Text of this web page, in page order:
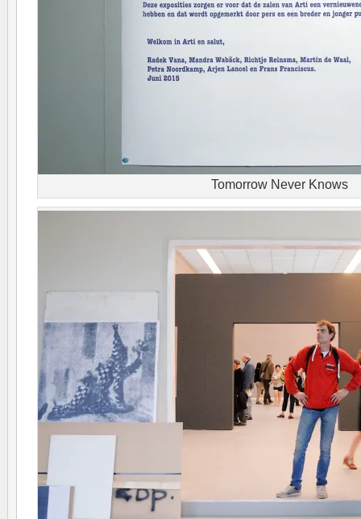
Tomorrow Never Knows